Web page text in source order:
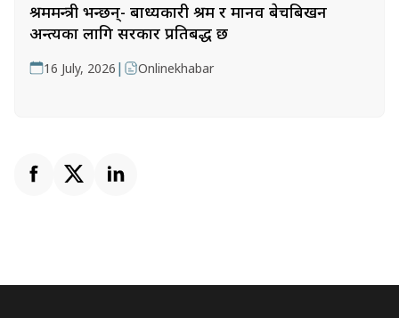
श्रममन्त्री भन्छन्- बाध्यकारी श्रम र मानव बेचबिखन
अन्त्यका लागि सरकार प्रतिबद्ध छ
16 July, 2026 | Onlinekhabar